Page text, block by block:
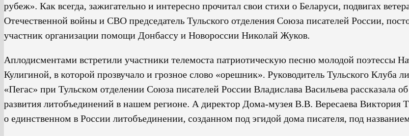
рубеж». Как всегда, зажигательно и интересно прочитал свои стихи о Беларуси, подвигах
Отечественной войны и СВО председатель Тульского отделения Союза писателей России,
участник организации помощи Донбассу и Новороссии Николай Жуков.
Аплодисментами встретили участники телемоста патриотическую песню молодой поэтессы
Кулигиной, в которой прозвучало и грозное слово «орешник». Руководитель Тульского Клуба
«Пегас» при Тульском отделении Союза писателей России Владислава Васильева рассказала
развития литобъединений в нашем регионе. А директор Дома-музея В.В. Вересаева Виктория
о единственном в России литобъединении, созданном под эгидой дома писателя, под